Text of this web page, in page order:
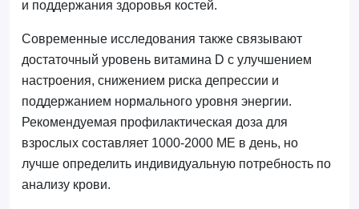
и поддержания здоровья костей.
Современные исследования также связывают
достаточный уровень витамина D с улучшением
настроения, снижением риска депрессии и
поддержанием нормального уровня энергии.
Рекомендуемая профилактическая доза для
взрослых составляет 1000-2000 МЕ в день, но
лучше определить индивидуальную потребность по
анализу крови.